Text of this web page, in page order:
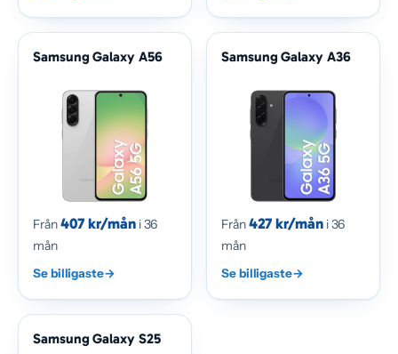
Samsung Galaxy A56
Från407 kr/måni 36
mån
Se billigaste→
Samsung Galaxy A36
Från427 kr/måni 36
mån
Se billigaste→
Samsung Galaxy S25